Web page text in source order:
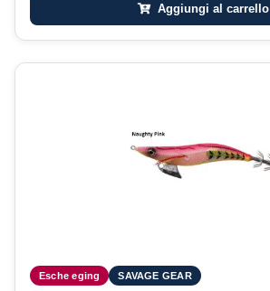
Aggiungi al carrello
Esche eging SAVAGE GEAR